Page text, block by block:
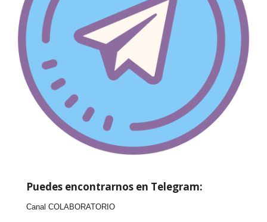
Puedes encontrarnos en Telegram:
Canal COLABORATORIO